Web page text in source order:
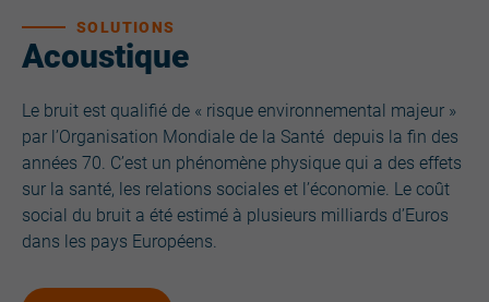
Acoustique
SOLUTIONS
Le bruit est qualifié de « risque environnemental majeur »
par l’Organisation Mondiale de la Santé depuis la fin des
années 70. C’est un phénomène physique qui a des effets
sur la santé, les relations sociales et l’économie. Le coût
social du bruit a été estimé à plusieurs milliards d’Euros
dans les pays Européens.